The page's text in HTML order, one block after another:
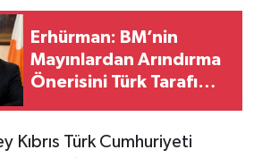
Erhürman: BM’nin
Mayınlardan Arındırma
Önerisini Türk Tarafı
Kıbrıs Türk Cumhuriyeti